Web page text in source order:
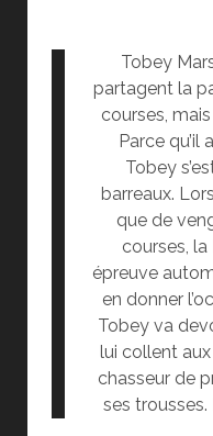
Tobey
partagent la
courses,
Parce qu’il
Tobey
barreaux.
que de
courses,
épreuve
en donner
Tobey va
lui collent
chasseur de
ses trousses.